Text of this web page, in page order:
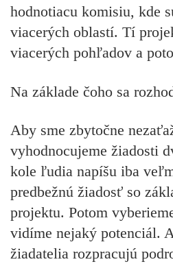
hodnotiacu komisiu, kde
viacerých oblastí. Tí
viacerých pohľadov a
Na základe čoho sa
Aby sme zbytočne
vyhodnocujeme žiadosti
kole ľudia napíšu iba
predbežnú žiadosť so
projektu. Potom
vidíme nejaký potenciál.
žiadatelia rozpracujú